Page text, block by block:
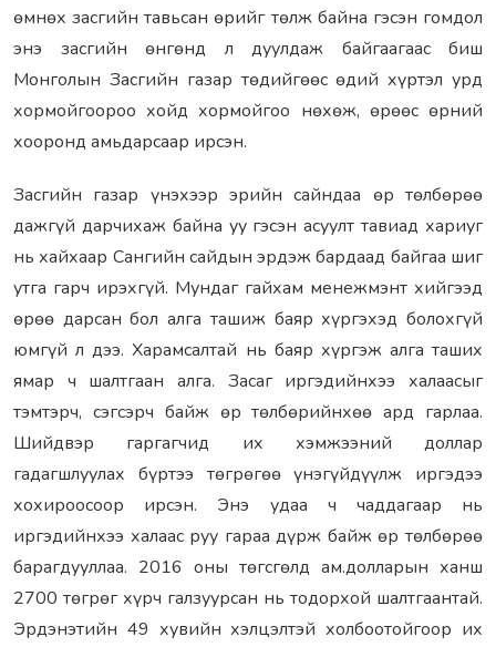
өмнөх засгийн тавьсан өрийг төлж байна гэсэн гомдол
энэ засгийн өнгөнд л дуулдаж байгаагаас биш
Монголын Засгийн газар төдийгөөс өдий хүртэл урд
хормойгоороо хойд хормойгоо нөхөж, өрөөс өрний
хооронд амьдарсаар ирсэн.
Засгийн газар үнэхээр эрийн сайндаа өр төлбөрөө
дажгүй дарчихаж байна уу гэсэн асуулт тавиад хариуг
нь хайхаар Сангийн сайдын эрдэж бардаад байгаа шиг
утга гарч ирэхгүй. Мундаг гайхам менежмэнт хийгээд
өрөө дарсан бол алга ташиж баяр хүргэхэд болохгүй
юмгүй л дээ. Харамсалтай нь баяр хүргэж алга таших
ямар ч шалтгаан алга. Засаг иргэдийнхээ халаасыг
тэмтэрч, сэгсэрч байж өр төлбөрийнхөө ард гарлаа.
Шийдвэр гаргагчид их хэмжээний доллар
гадагшлуулах бүртээ төгрөгөө үнэгүйдүүлж иргэдээ
хохироосоор ирсэн. Энэ удаа ч чаддагаар нь
иргэдийнхээ халаас руу гараа дүрж байж өр төлбөрөө
барагдууллаа. 2016 оны төгсгөлд ам.долларын ханш
2700 төгрөг хүрч галзуурсан нь тодорхой шалтгаантай.
Эрдэнэтийн 49 хувийн хэлцэлтэй холбоотойгоор их